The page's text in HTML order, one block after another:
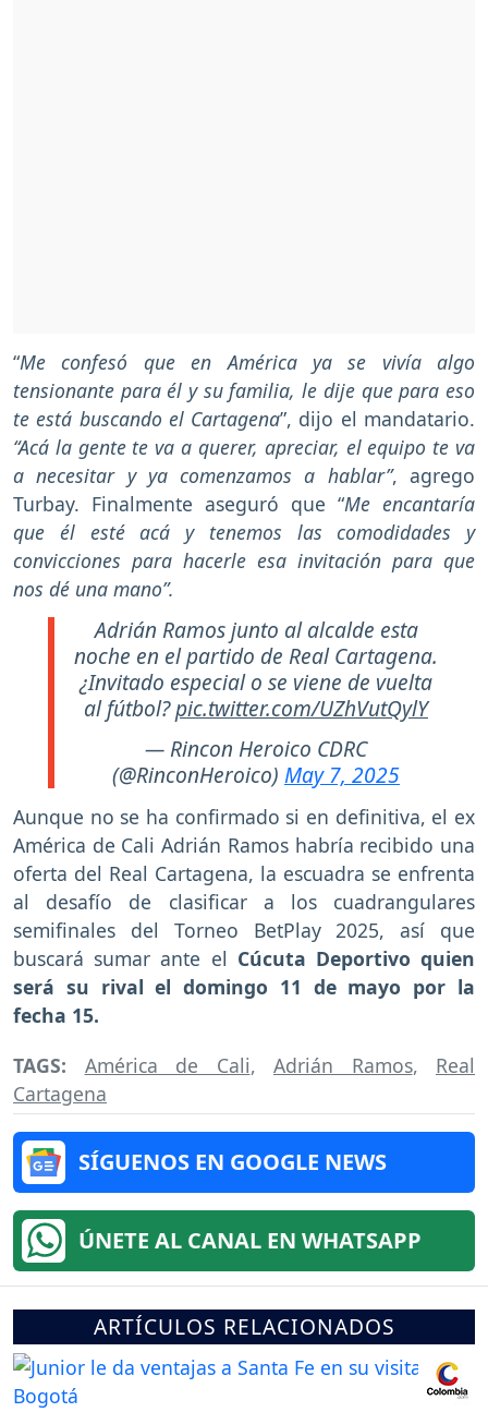
“Me confesó que en América ya se vivía algo
tensionante para él y su familia, le dije que para eso
te está buscando el Cartagena”, dijo el mandatario.
“Acá la gente te va a querer, apreciar, el equipo te va
a necesitar y ya comenzamos a hablar”, agrego
Turbay. Finalmente aseguró que “Me encantaría
que él esté acá y tenemos las comodidades y
convicciones para hacerle esa invitación para que
nos dé una mano”.
Adrián Ramos junto al alcalde esta
noche en el partido de Real Cartagena.
¿Invitado especial o se viene de vuelta
al fútbol?pic.twitter.com/UZhVutQylY
— Rincon Heroico CDRC
(@RinconHeroico) May 7, 2025
Aunque no se ha confirmado si en definitiva, el ex
América de Cali Adrián Ramos habría recibido una
oferta del Real Cartagena, la escuadra se enfrenta
al desafío de clasificar a los cuadrangulares
semifinales del Torneo BetPlay 2025, así que
buscará sumar ante el Cúcuta Deportivo quien
será su rival el domingo 11 de mayo por la
fecha 15.
TAGS: América de Cali, Adrián Ramos, Real
Cartagena
SÍGUENOS EN GOOGLE NEWS
ÚNETE AL CANAL EN WHATSAPP
ARTÍCULOS RELACIONADOS